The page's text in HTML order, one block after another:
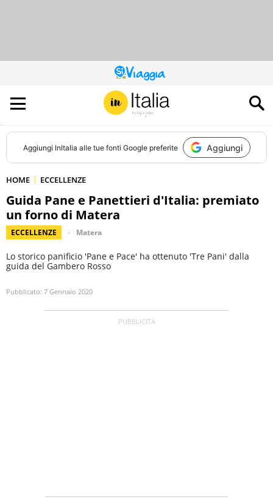
QUESTO
SITO
CONTRIBUISCE
ALL’AUDIENCE
DI
Aggiungi InItalia alle tue fonti Google preferite Aggiungi
HOME ECCELLENZE
Guida Pane e Panettieri d'Italia: premiato
un forno di Matera
ECCELLENZE Matera
Lo storico panificio 'Pane e Pace' ha ottenuto 'Tre Pani' dalla
guida del Gambero Rosso
Pubblicato: 7 Gennaio 2020